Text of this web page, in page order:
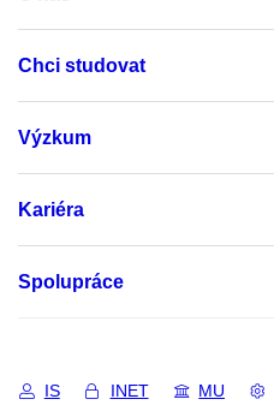
Chci studovat
Výzkum
Kariéra
Spolupráce
IS INET MU